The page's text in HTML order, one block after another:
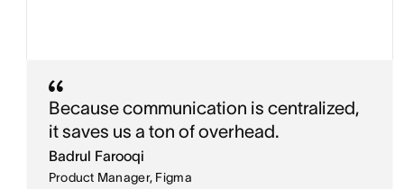
Because communication is centralized,
it saves us a ton of overhead.
Badrul Farooqi
Product Manager, Figma